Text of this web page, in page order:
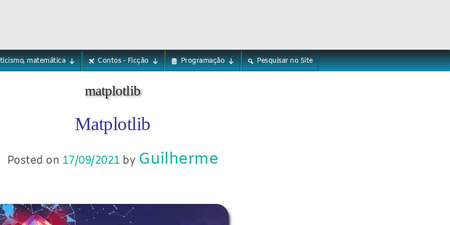
matemática Contos - Ficção Programação Pesquisar no Site
matplotlib
Matplotlib
Posted on 17/09/2021 by Guilherme